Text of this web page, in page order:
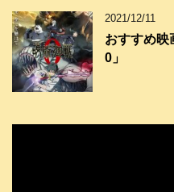
2021/12/11
おすすめ映
0」